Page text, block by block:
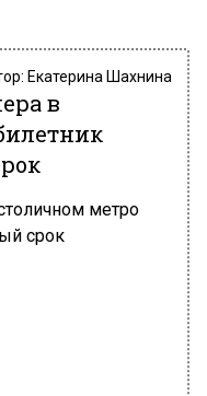
Екатерина Шахнина
в